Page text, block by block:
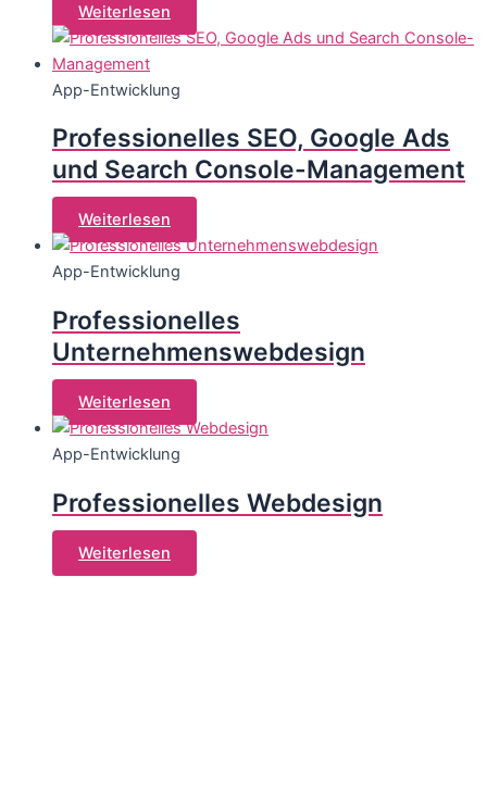
Weiterlesen
App-Entwicklung
Professionelles SEO, Google Ads
und Search Console-Management
Weiterlesen
App-Entwicklung
Professionelles
Unternehmenswebdesign
Weiterlesen
App-Entwicklung
Professionelles Webdesign
Weiterlesen